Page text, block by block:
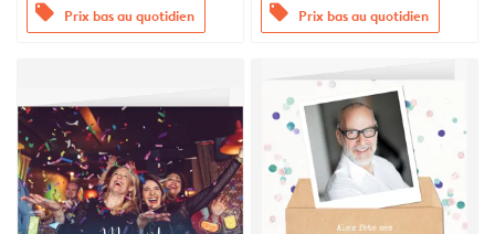
offers Prix bas au quotidien offers Prix bas au quotidien